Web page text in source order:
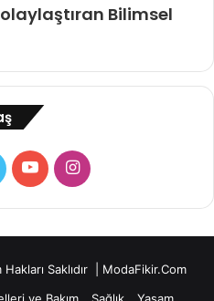
Bilimsel
YouTubeInstagram
Saklıdır | ModaFikir.Com